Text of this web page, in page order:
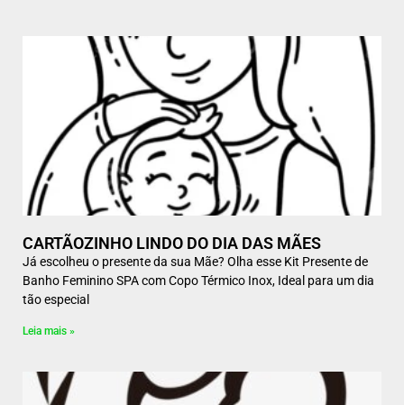
CARTÃOZINHO LINDO DO DIA DAS MÃES
Já escolheu o presente da sua Mãe? Olha esse Kit Presente de
Banho Feminino SPA com Copo Térmico Inox, Ideal para um dia
tão especial
Leia mais »